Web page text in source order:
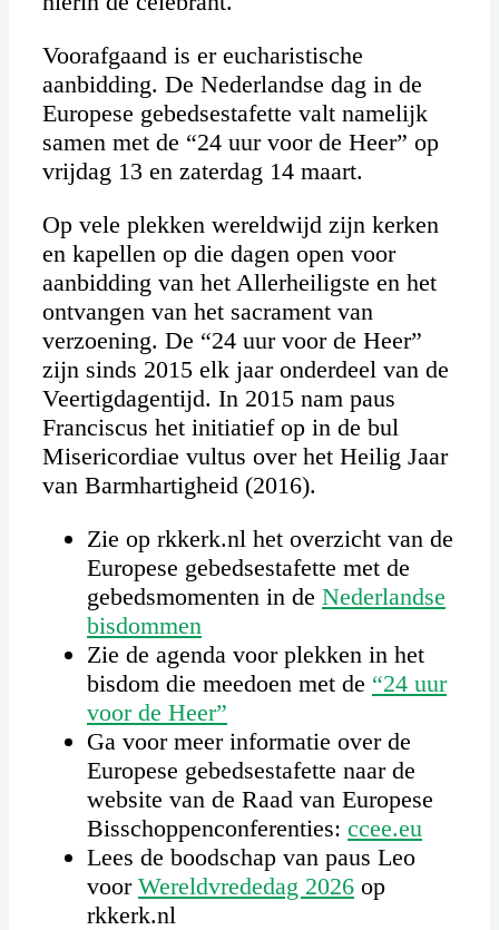
Voorafgaand is er eucharistische
aanbidding. De Nederlandse dag in de
Europese gebedsestafette valt namelijk
samen met de “24 uur voor de Heer” op
vrijdag 13 en zaterdag 14 maart.
Op vele plekken wereldwijd zijn kerken
en kapellen op die dagen open voor
aanbidding van het Allerheiligste en het
ontvangen van het sacrament van
verzoening. De “24 uur voor de Heer”
zijn sinds 2015 elk jaar onderdeel van de
Veertigdagentijd. In 2015 nam paus
Franciscus het initiatief op in de bul
Misericordiae vultus over het Heilig Jaar
van Barmhartigheid (2016).
Zie op rkkerk.nl het overzicht van de
Europese gebedsestafette met de
gebedsmomenten in de Nederlandse
bisdommen
Zie de agenda voor plekken in het
bisdom die meedoen met de “24 uur
voor de Heer”
Ga voor meer informatie over de
Europese gebedsestafette naar de
website van de Raad van Europese
Bisschoppenconferenties: ccee.eu
Lees de boodschap van paus Leo
voor Wereldvrededag 2026op
rkkerk.nl